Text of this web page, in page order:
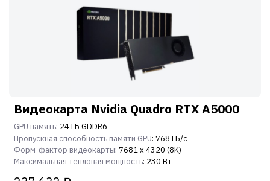
Видеокарта Nvidia Quadro RTX A5000
GPU память: 24 ГБ GDDR6
Пропускная способность памяти GPU: 768 ГБ/с
Форм-фактор видеокарты: 7681 x 4320 (8K)
Максимальная тепловая мощность: 230 Вт